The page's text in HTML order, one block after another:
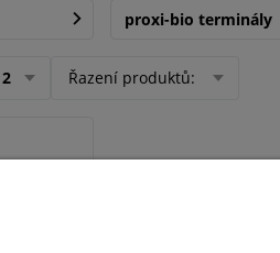
proxi-bio terminály
Řazení produktů: